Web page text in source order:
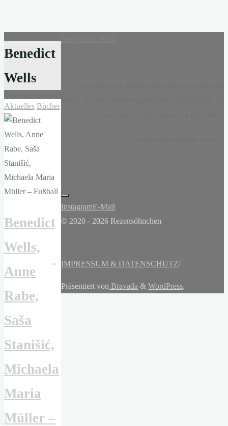
Benedict
Wells
Aktuelles Bücher
Benedict
Wells,
Anne
Rabe,
Saša
Stanišić,
Michaela
Maria
Müller –
InstagramE-Mail
© 2020 - 2026 Rezensöhnchen
IMPRESSUM & DATENSCHUTZ/
Präsentiert von Bravada & WordPress.